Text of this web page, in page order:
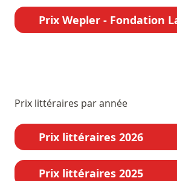
Prix Wepler - Fondation
Prix littéraires par année
Prix littéraires 2026
Prix littéraires 2025